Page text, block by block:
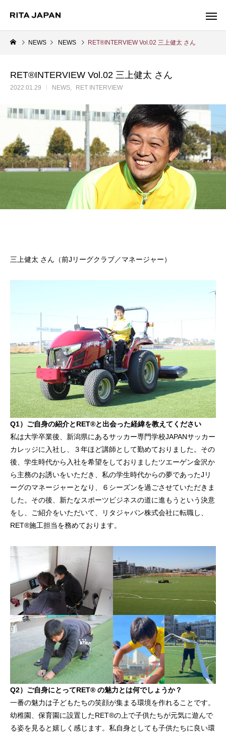
Warning
/export/sd214/www/jp/r/e/gmoserver/2/5/sd0942025/
Warning
/export/sd214/
content/themes/anthem_tcd083/functions/menu.php
84
NEWS NEWS RET®INTERVIEW Vol.02 三上健太 さん
RET®INTERVIEW Vol.02 三上健太 さん
2022.01.29 NEWS RET INTERVIEW
三上健太 さん（前Jリーグクラブ／マネージャー）
Q1）ご自身の紹介とRET®と出会った経緯を教えてください
私は大学卒業後、新潟県にあるサッカー専門学校JAPANサッカー
カレッジに入社し、３年ほど講師として勤めておりました。その
後、学生時代から入社を希望をしておりましたツエーゲン金沢か
ら主務のお誘いをいただき、私の学生時代からの夢であったJリ
ーグのマネージャーとなり、６シーズンを過ごさせていただきま
した。その後、新たなスポーツビジネスの道に進もうという決意
をし、ご紹介をいただいて、リタジャパン株式会社に転職し、
RET®︎施工担当を務めております。
Q2）ご自身にとってRET® の魅力とは何でしょうか？
一番の魅力は子どもたちの笑顔が集まる環境を作れることです。
幼稚園、保育園に設置したRET®の上で子供たちが元気に遊んで
る姿を見ると嬉しく感じます。私自身としても子供たちに良い環